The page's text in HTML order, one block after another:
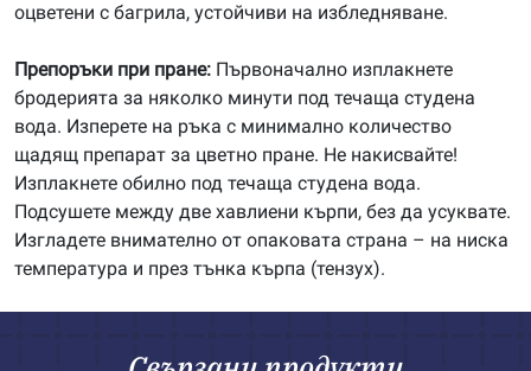
оцветени с багрила, устойчиви на избледняване.
Препоръки при пране: Първоначално изплакнете
бродерията за няколко минути под течаща студена
вода. Изперете на ръка с минимално количество
щадящ препарат за цветно пране. Не накисвайте!
Изплакнете обилно под течаща студена вода.
Подсушете между две хавлиени кърпи, без да усуквате.
Изгладете внимателно от опаковата страна – на ниска
температура и през тънка кърпа (тензух).